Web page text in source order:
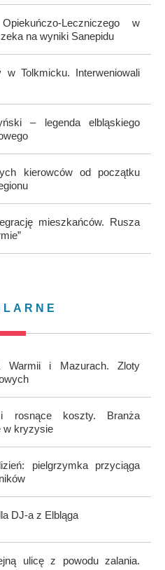
Leczniczego w
na wyniki Sanepidu
w Tolkmicku. Interweniowali
– legenda elbląskiego
kierowców od początku
mieszkańców. Rusza
Warmii i Mazurach. Zloty
rosnące koszty. Branża
w kryzysie
pielgrzymka przyciąga
DJ-a z Elbląga
ulicę z powodu zalania.